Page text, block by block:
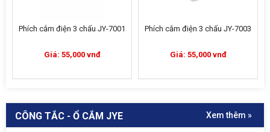
Phích cắm điện 3 chấu JY-7001
Giá: 55,000 vnđ
Phích cắm điện 3 chấu JY-7003
Giá: 55,000 vnđ
CÔNG TẮC - Ổ CẮM JYE Xem thêm »